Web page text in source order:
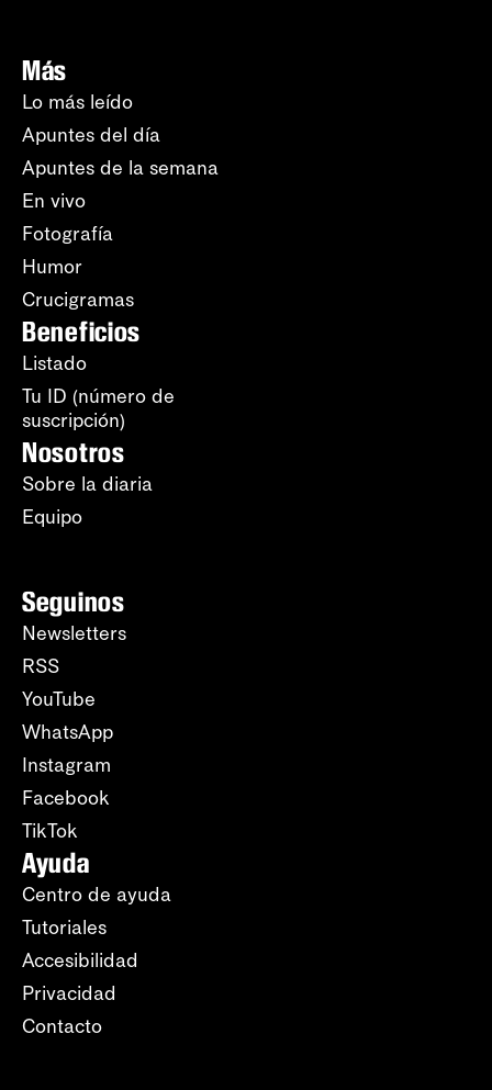
Más
Lo más leído
Apuntes del día
Apuntes de la semana
En vivo
Fotografía
Humor
Crucigramas
Beneficios
Listado
Tu ID (número de
suscripción)
Nosotros
Sobre la diaria
Equipo
Seguinos
Newsletters
RSS
YouTube
WhatsApp
Instagram
Facebook
TikTok
Ayuda
Centro de ayuda
Tutoriales
Accesibilidad
Privacidad
Contacto